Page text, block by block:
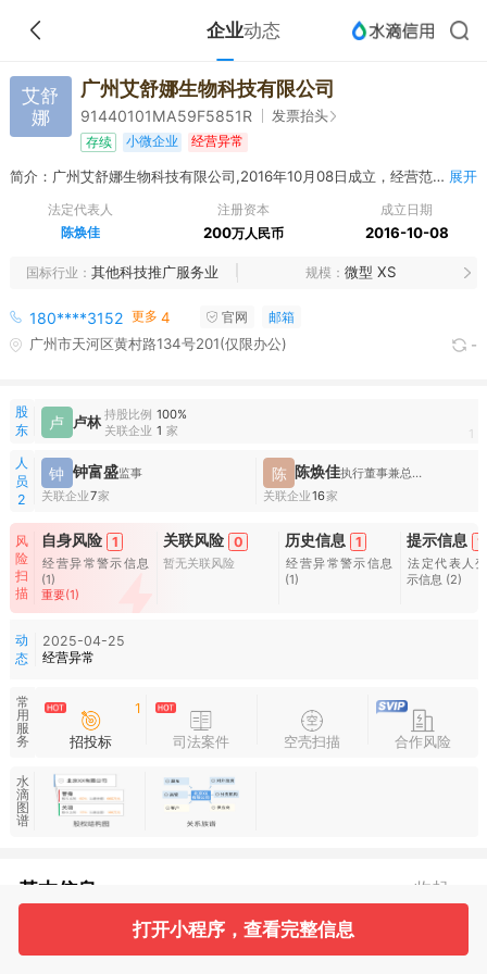
企业动态
艾舒
娜
广州艾舒娜生物科技有限公司
91440101MA59F5851R 发票抬头
存续 小微企业 经营异常
简介：广州艾舒娜生物科技有限公司,2016年10月08日成立，经营范围包括化学试剂和助剂销售（监控化学品、危险化学品除外）;非许可类医疗器械经营;贸易咨询服务;贸易代理;商品批发贸易（许可审批类商品除外）;商品零售贸易（许可审批类商品除外）;货物进出口（专营专控商品除外）;技术进出口;生物技术开发服务;生物技术咨询、交流服务;生物技术转让服务;医疗用品及器材零售（不含药品及医疗器械）;生物医疗技术研究; 展开
法定代表人
陈焕佳
注册资本
200万人民币
成立日期
2016-10-08
国标行业 其他科技推广服务业 规模 微型 XS
180****3152 更多 4 官网 邮箱
广州市天河区黄村路134号201(仅限办公) -
股
东
卢 卢林 持股比例 100%
关联企业 1 家 1
人
员
2
钟 钟富盛监事
关联企业7家
陈 陈焕佳
执行董事兼总经理
关联企业16家
风
险
扫
描
自身风险 1
经营异常警示信息
(1)
重要(1)
关联风险 0
暂无关联风险
历史信息 1
经营异常警示信息
(1)
提示信息
法定代表人
示信息 (2)
动
态
2025-04-25
经营异常
常
用
服
务
1
招投标 司法案件 空壳扫描 合作风险
水
滴
图
谱
基本信息 收起
1 2
打开小程序，查看完整信息